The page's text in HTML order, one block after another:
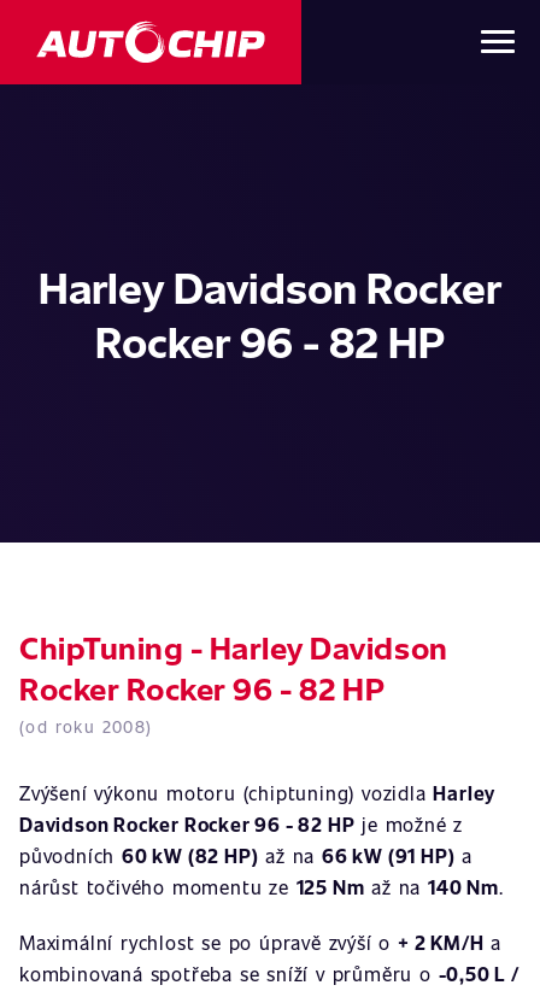
Harley Davidson Rocker
Rocker 96 - 82 HP
ChipTuning - Harley Davidson
Rocker Rocker 96 - 82 HP
(od roku 2008)
Zvýšení výkonu motoru (chiptuning) vozidlaHarley
Davidson Rocker Rocker 96 - 82 HP je možné z
původních60 kW (82 HP) až na66 kW (91 HP) a
nárůst točivého momentu ze 125 Nm až na140 Nm.
Maximální rychlost se po úpravě zvýší o + 2 KM/H a
kombinovaná spotřeba se sníží v průměru o -0,50 L /